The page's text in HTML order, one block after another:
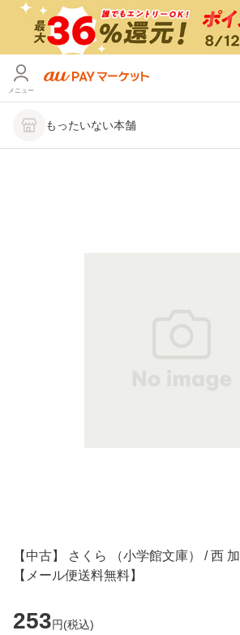
メニュー
もったいない本舗
【中古】 さくら （小学館文庫） / 西
【メール便送料無料】
253円(税込)